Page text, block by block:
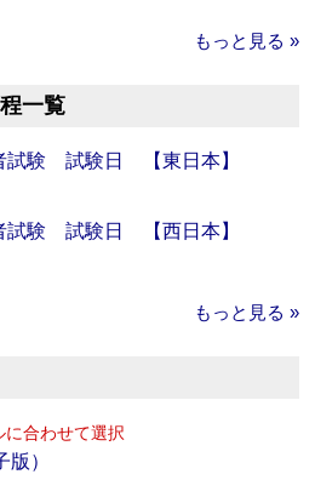
もっと見る »
一覧
試験 試験日 【東日本】
試験 試験日 【西日本】
もっと見る »
に合わせて選択
）